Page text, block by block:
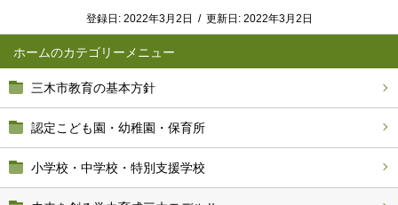
ホーム
三木市教育の基本方針
認定こども園・幼稚園・保育所
小学校・中学校・特別支援学校
登録日: 2022年3月2日 / 更新日: 2022年3月2日